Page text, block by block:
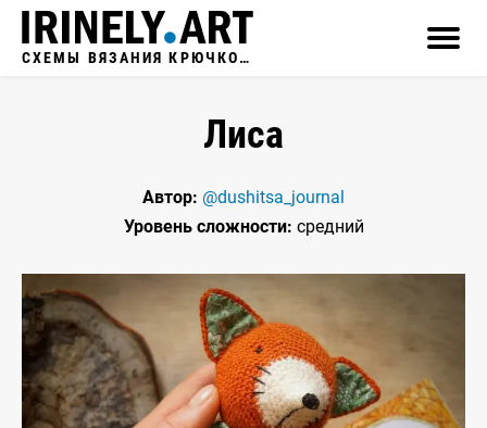
СХЕМЫ ВЯЗАНИЯ КРЮЧКОМ
Лиса
Автор: @dushitsa_journal
Уровень сложности: средний